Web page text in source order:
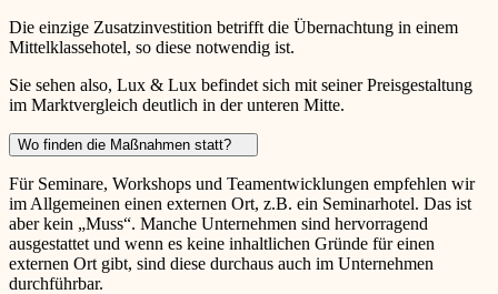
Die einzige Zusatzinvestition betrifft die Übernachtung in einem
Mittelklassehotel, so diese notwendig ist.
Sie sehen also, Lux & Lux befindet sich mit seiner Preisgestaltung
im Marktvergleich deutlich in der unteren Mitte.
Wo finden die Maßnahmen statt?
Für Seminare, Workshops und Teamentwicklungen empfehlen wir
im Allgemeinen einen externen Ort, z.B. ein Seminarhotel. Das ist
aber kein „Muss“. Manche Unternehmen sind hervorragend
ausgestattet und wenn es keine inhaltlichen Gründe für einen
externen Ort gibt, sind diese durchaus auch im Unternehmen
durchführbar.